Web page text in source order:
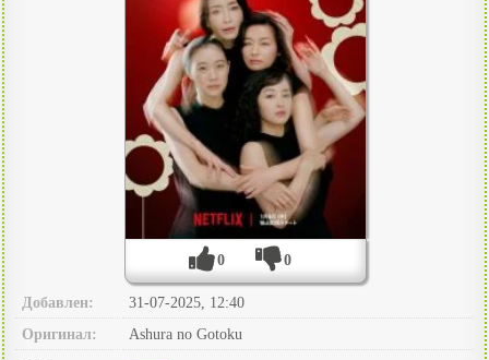
0 0
Добавлен:
31-07-2025, 12:40
Оригинал:
Ashura no Gotoku